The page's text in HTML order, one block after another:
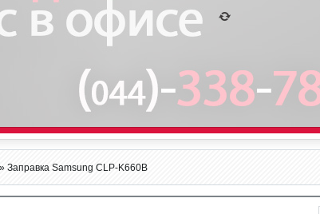
» Заправка Samsung CLP-K660B